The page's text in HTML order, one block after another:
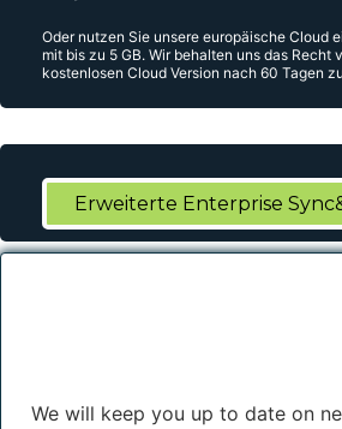
Oder nutzen Sie unsere europäische Cloud
mit bis zu 5 GB. Wir behalten uns das Recht
kostenlosen Cloud Version nach 60 Tagen
Erweiterte Enterprise
We will keep you up to date on